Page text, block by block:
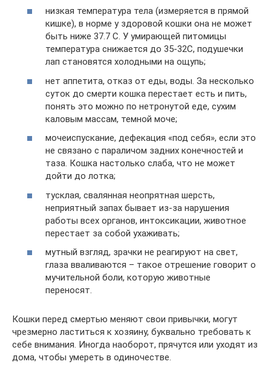
низкая температура тела (измеряется в прямой
кишке), в норме у здоровой кошки она не может
быть ниже 37.7 С. У умирающей питомицы
температура снижается до 35-32С, подушечки
лап становятся холодными на ощупь;
нет аппетита, отказ от еды, воды. За несколько
суток до смерти кошка перестает есть и пить,
понять это можно по нетронутой еде, сухим
каловым массам, темной моче;
мочеиспускание, дефекация «под себя», если это
не связано с параличом задних конечностей и
таза. Кошка настолько слаба, что не может
дойти до лотка;
тусклая, свалянная неопрятная шерсть,
неприятный запах бывает из-за нарушения
работы всех органов, интоксикации, животное
перестает за собой ухаживать;
мутный взгляд, зрачки не реагируют на свет,
глаза вваливаются – такое отрешение говорит о
мучительной боли, которую животные
переносят.
Кошки перед смертью меняют свои привычки, могут
чрезмерно ластиться к хозяину, буквально требовать к
себе внимания. Иногда наоборот, прячутся или уходят из
дома, чтобы умереть в одиночестве.